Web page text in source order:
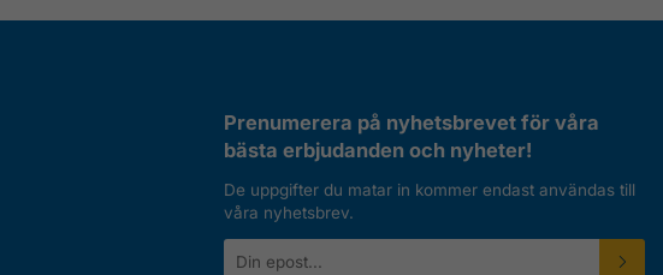
Prenumerera på nyhetsbrevet för våra
bästa erbjudanden och nyheter!
De uppgifter du matar in kommer endast användas till
våra nyhetsbrev.